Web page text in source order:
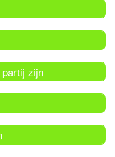
partij zijn